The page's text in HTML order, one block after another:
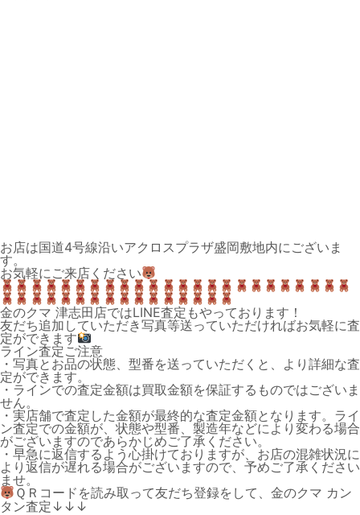
お店は国道4号線沿いアクロスプラザ盛岡敷地内にございま
す。
お気軽にご来店ください
金のクマ 津志田店ではLINE査定もやっております！
友だち追加していただき写真等送っていただければお気軽に査
定ができます
ライン査定ご注意
・写真とお品の状態、型番を送っていただくと、より詳細な査
定ができます。
・ラインでの査定金額は買取金額を保証するものではございま
せん。
・実店舗で査定した金額が最終的な査定金額となります。ライ
ン査定での金額が、状態や型番、製造年などにより変わる場合
がございますのであらかじめご了承ください。
・早急に返信するよう心掛けておりますが、お店の混雑状況に
より返信が遅れる場合がございますので、予めご了承ください
ませ。
ＱＲコードを読み取って友だち登録をして、金のクマ カン
タン査定↓↓↓